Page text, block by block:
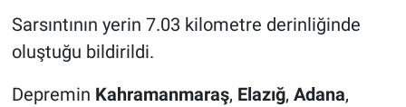
Sarsıntının yerin 7.03 kilometre derinliğinde
oluştuğu bildirildi.
Depremin Kahramanmaraş, Elazığ, Adana,